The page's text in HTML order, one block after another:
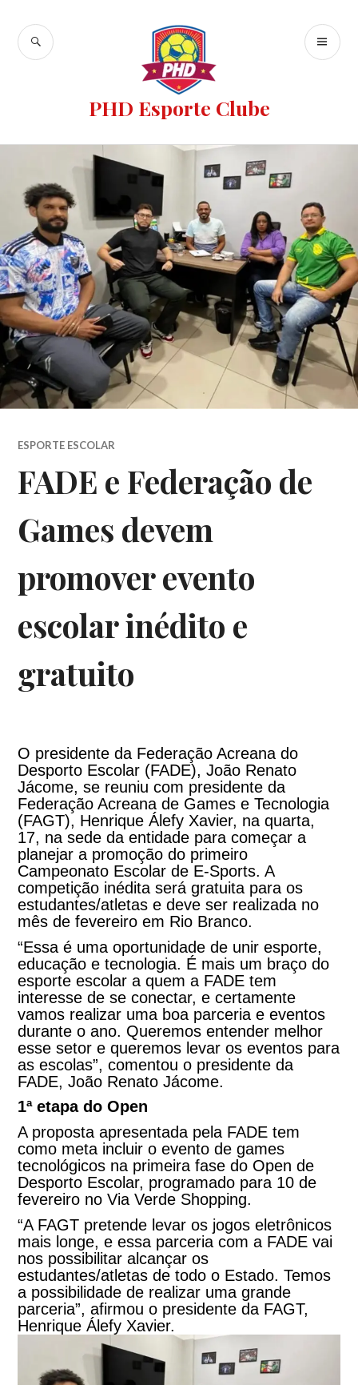
PHD Esporte Clube
ESPORTE ESCOLAR
FADE e Federação de
Games devem
promover evento
escolar inédito e
gratuito
O presidente da Federação Acreana do
Desporto Escolar (FADE), João Renato
Jácome, se reuniu com presidente da
Federação Acreana de Games e Tecnologia
(FAGT), Henrique Álefy Xavier, na quarta,
17, na sede da entidade para começar a
planejar a promoção do primeiro
Campeonato Escolar de E-Sports. A
competição inédita será gratuita para os
estudantes/atletas e deve ser realizada no
mês de fevereiro em Rio Branco.
“Essa é uma oportunidade de unir esporte,
educação e tecnologia. É mais um braço do
esporte escolar a quem a FADE tem
interesse de se conectar, e certamente
vamos realizar uma boa parceria e eventos
durante o ano. Queremos entender melhor
esse setor e queremos levar os eventos para
as escolas”, comentou o presidente da
FADE, João Renato Jácome.
1ª etapa do Open
A proposta apresentada pela FADE tem
como meta incluir o evento de games
tecnológicos na primeira fase do Open de
Desporto Escolar, programado para 10 de
fevereiro no Via Verde Shopping.
“A FAGT pretende levar os jogos eletrônicos
mais longe, e essa parceria com a FADE vai
nos possibilitar alcançar os
estudantes/atletas de todo o Estado. Temos
a possibilidade de realizar uma grande
parceria”, afirmou o presidente da FAGT,
Henrique Álefy Xavier.